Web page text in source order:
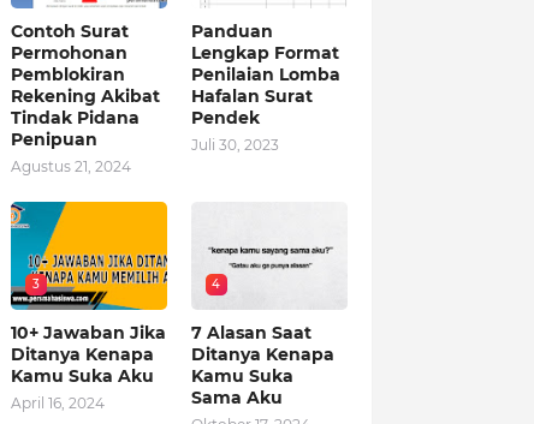
Contoh Surat
Permohonan
Pemblokiran
Rekening Akibat
Tindak Pidana
Penipuan
Agustus 21, 2024
Panduan
Lengkap Format
Penilaian Lomba
Hafalan Surat
Pendek
Juli 30, 2023
3
10+ Jawaban Jika
Ditanya Kenapa
Kamu Suka Aku
April 16, 2024
4
7 Alasan Saat
Ditanya Kenapa
Kamu Suka
Sama Aku